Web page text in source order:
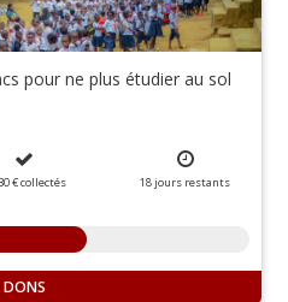
pour ne plus étudier au sol
€collectés 18jours restants
DONS